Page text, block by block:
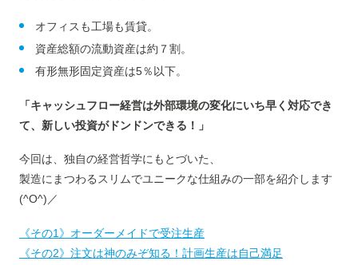
オフィスも工場も賃貸。
資産総額の流動資産は約７割。
有形無形固定資産は5％以下。
「キャッシュフロー経営は外部環境の変化にいち早く対応でき
て、新しい投資がドンドンできる！」
今回は、独自の経営哲学にもとづいた、
製造にまつわるスリムでユニークな仕組みの一部を紹介します
(^O^)／
《その1》オーダーメイドで受注生産
《その2》注文は神のみぞ知る！計画生産は自己満足